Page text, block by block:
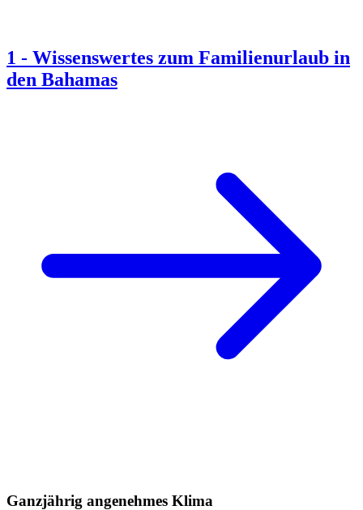
1 - Wissenswertes zum Familienurlaub in
den Bahamas
Ganzjährig angenehmes Klima